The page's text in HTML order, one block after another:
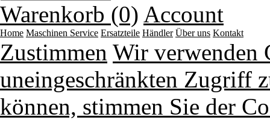
Warenkorb (0) Account
Home Maschinen Service Ersatzteile Händler Über uns Kontakt
Zustimmen Wir verwenden
uneingeschränkten Zugriff
können, stimmen Sie der